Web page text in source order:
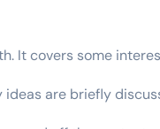
It covers some
are briefly